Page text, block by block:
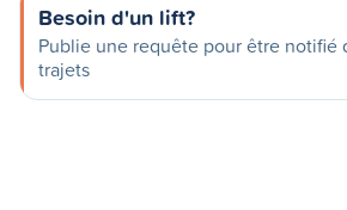
Besoin d'un lift?
Publie une requête pour être notifié
trajets